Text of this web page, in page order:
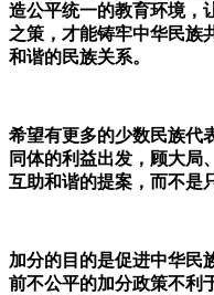
造公平统一的教育环境，
之策，才能铸牢中华民族
和谐的民族关系。
希望有更多的少数民族代
同体的利益出发，顾大局
互助和谐的提案，而不是
加分的目的是促进中华民
前不公平的加分政策不利